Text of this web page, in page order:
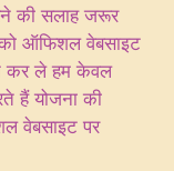
की सलाह जरूर
को ऑफिशल वेबसाइट
कर ले हम केवल
हैं योजना की
वेबसाइट पर